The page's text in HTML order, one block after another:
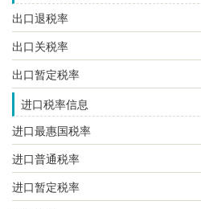
出口退税率
出口关税率
出口暂定税率
进口税率信息
进口最惠国税率
进口普通税率
进口暂定税率